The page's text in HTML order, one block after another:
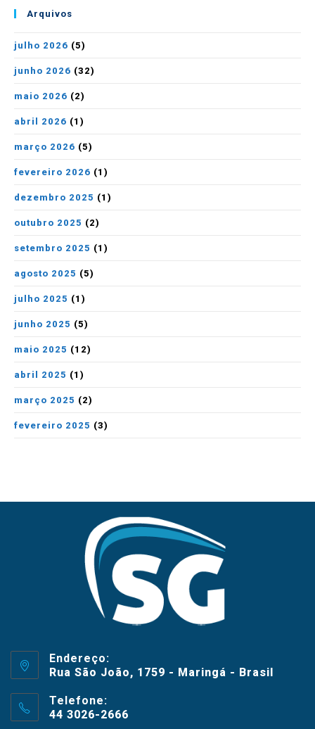
Arquivos
julho 2026 (5)
junho 2026 (32)
maio 2026 (2)
abril 2026 (1)
março 2026 (5)
fevereiro 2026 (1)
dezembro 2025 (1)
outubro 2025 (2)
setembro 2025 (1)
agosto 2025 (5)
julho 2025 (1)
junho 2025 (5)
maio 2025 (12)
abril 2025 (1)
março 2025 (2)
fevereiro 2025 (3)
Endereço:
Rua São João, 1759 - Maringá - Brasil
Telefone:
44 3026-2666